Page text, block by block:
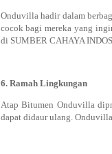
Onduvilla hadir dalam
cocok bagi mereka yang
di SUMBER CAHAYA
6. Ramah Lingkungan
Atap Bitumen Onduvilla
dapat didaur ulang.